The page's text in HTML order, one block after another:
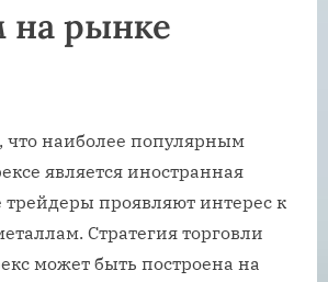
на рынке
что наиболее популярным
является иностранная
проявляют интерес к
Стратегия торговли
может быть построена на